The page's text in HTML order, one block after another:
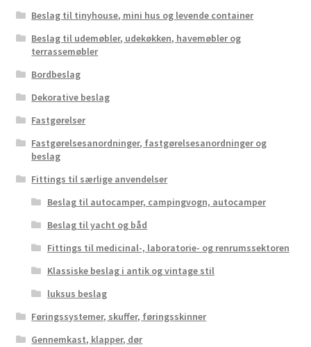
Beslag til tinyhouse, mini hus og levende container
Beslag til udemøbler, udekøkken, havemøbler og
terrassemøbler
Bordbeslag
Dekorative beslag
Fastgørelser
Fastgørelsesanordninger, fastgørelsesanordninger og
beslag
Fittings til særlige anvendelser
Beslag til autocamper, campingvogn, autocamper
Beslag til yacht og båd
Fittings til medicinal-, laboratorie- og renrumssektoren
Klassiske beslag i antik og vintage stil
luksus beslag
Føringssystemer, skuffer, føringsskinner
Gennemkast, klapper, dør